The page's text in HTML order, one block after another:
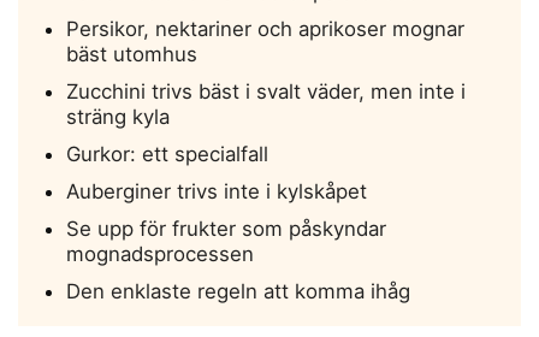
Persikor, nektariner och aprikoser mognar
bäst utomhus
Zucchini trivs bäst i svalt väder, men inte i
sträng kyla
Gurkor: ett specialfall
Auberginer trivs inte i kylskåpet
Se upp för frukter som påskyndar
mognadsprocessen
Den enklaste regeln att komma ihåg